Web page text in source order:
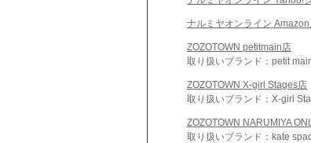
ナルミヤオンライン
ZOZOTOWN petitmain店
取り扱いブランド：petit
ZOZOTOWN X-girl Stages店
取り扱いブランド：X-girl
ZOZOTOWN NARUMIYA
取り扱いブランド：kate